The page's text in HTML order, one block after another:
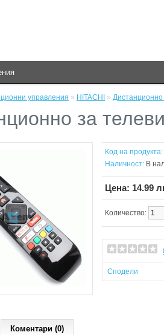
управления » HITACHI » Дистанционно
за
Код на продукта:
Наличност: В
Цена: 14.99
Количество:
Сподели
Коментари (0)